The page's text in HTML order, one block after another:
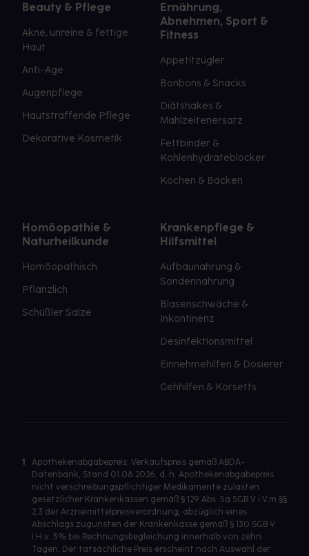
Beauty & Pflege
Akne, unreine & fettige
Haut
Anti-Age
Augenpflege
Hautstraffende Pflege
Dekorative Kosmetik
Ernährung,
Abnehmen, Sport &
Fitness
Appetitzügler
Bonbons & Snacks
Diätshakes &
Mahlzeitenersatz
Fettbinder &
Kohlenhydrateblocker
Kochen & Backen
Homöopathie &
Naturheilkunde
Homöopathisch
Pflanzlich
Schüßler Salze
Krankenpflege &
Hilfsmittel
Aufbaunahrung &
Sondennahrung
Blasenschwäche &
Inkontinenz
Desinfektionsmittel
Einnehmehilfen & Dosierer
Gehhilfen & Korsetts
1
Apothekenabgabepreis: Verkaufspreis gemäß ABDA-
Datenbank, Stand 01.08.2026, d. h. Apothekenabgabepreis
nicht verschreibungspflichtiger Medikamente zulasten
gesetzlicher Krankenkassen gemäß § 129 Abs. 5a SGB V i.V.m §§
2,3 der Arzneimittelpreisverordnung, abzüglich eines
Abschlags zugunsten der Krankenkasse gemäß § 130 SGB V
i.H.v. 5% bei Rechnungsbegleichung innerhalb von zehn
Tagen. Der tatsächliche Preis erscheint nach Auswahl der